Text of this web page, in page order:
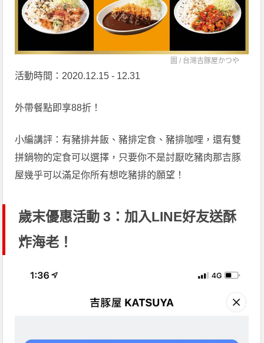
圖 / 台灣吉豚屋かつや
活動時間：2020.12.15 - 12.31
外帶餐點即享88折！
小編講評：有豬排丼飯、豬排定食、豬排咖哩，還有雙
拼鍋物的定食可以選擇，只要你不是討厭吃豬肉那吉豚
屋幾乎可以滿足你所有想吃豬排的願望！
歲末優惠活動 3：加入LINE好友送酥
炸海老！